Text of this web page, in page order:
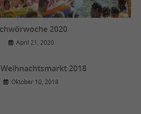
2020
April 21, 2020
2018
Oktober 10, 2018